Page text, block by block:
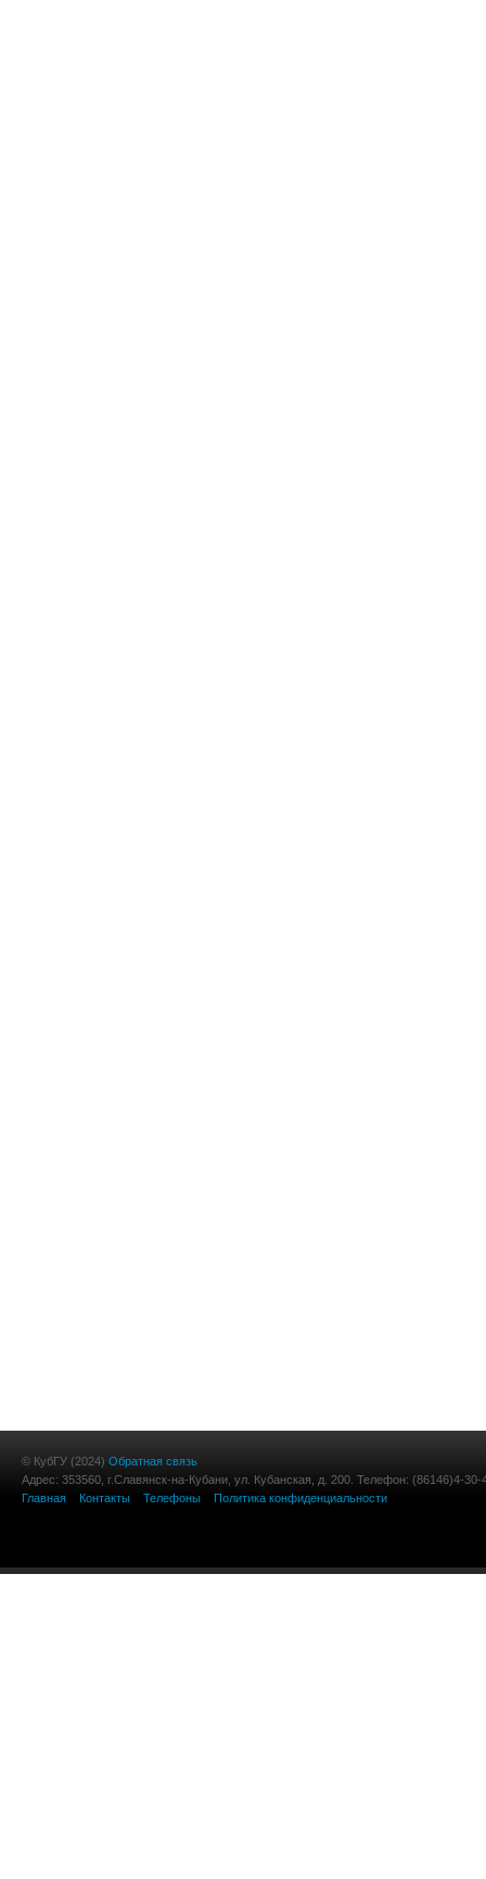
© КубГУ (2024) Обратная связь
Адрес: 353560, г.Славянск-на-Кубани, ул. Кубанская, д. 200. Телефон: (86146)4-30-
Главная
Контакты Телефоны Политика конфиденциальности